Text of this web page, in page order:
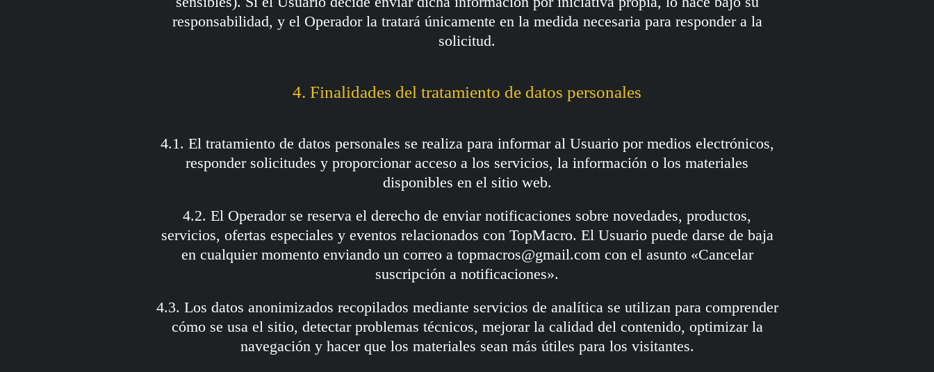
responsabilidad, y el Operador la tratará únicamente en la medida necesaria para responder a la
solicitud.
4. Finalidades del tratamiento de datos personales
4.1. El tratamiento de datos personales se realiza para informar al Usuario por medios electrónicos,
responder solicitudes y proporcionar acceso a los servicios, la información o los materiales
disponibles en el sitio web.
4.2. El Operador se reserva el derecho de enviar notificaciones sobre novedades, productos,
servicios, ofertas especiales y eventos relacionados con TopMacro. El Usuario puede darse de baja
en cualquier momento enviando un correo a topmacros@gmail.com con el asunto «Cancelar
suscripción a notificaciones».
4.3. Los datos anonimizados recopilados mediante servicios de analítica se utilizan para comprender
cómo se usa el sitio, detectar problemas técnicos, mejorar la calidad del contenido, optimizar la
navegación y hacer que los materiales sean más útiles para los visitantes.